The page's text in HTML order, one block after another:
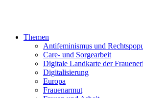
Themen
Antifeminismus und
Care- und Sorgearbeit
Digitale Landkarte der
Digitalisierung
Europa
Frauenarmut